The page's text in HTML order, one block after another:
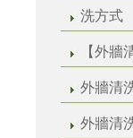
洗方式
【外牆
外牆清
外牆清